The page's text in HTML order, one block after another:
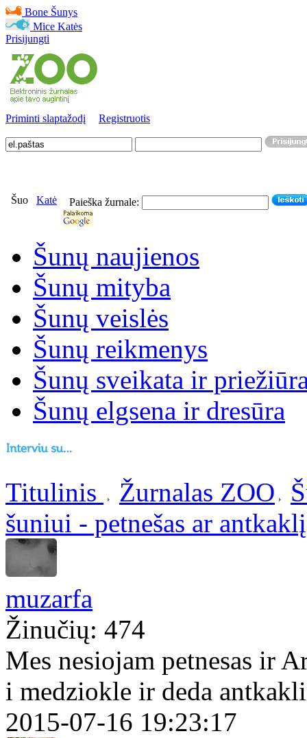
Bone Šunys
Mice Katės
Prisijungti
Priminti slaptažodį Registruotis
Šuo Katė Paieška žurnale:
Šunų naujienos
Šunų mityba
Šunų veislės
Šunų reikmenys
Šunų sveikata ir
Šunų elgsena ir dresūra
Titulinis Žurnalas ZOO
šuniui - petnešas ar
muzarfa
Žinučių: 474
Mes nesiojam petnesas ir
i medziokle ir deda
2015-07-16 19:23:17